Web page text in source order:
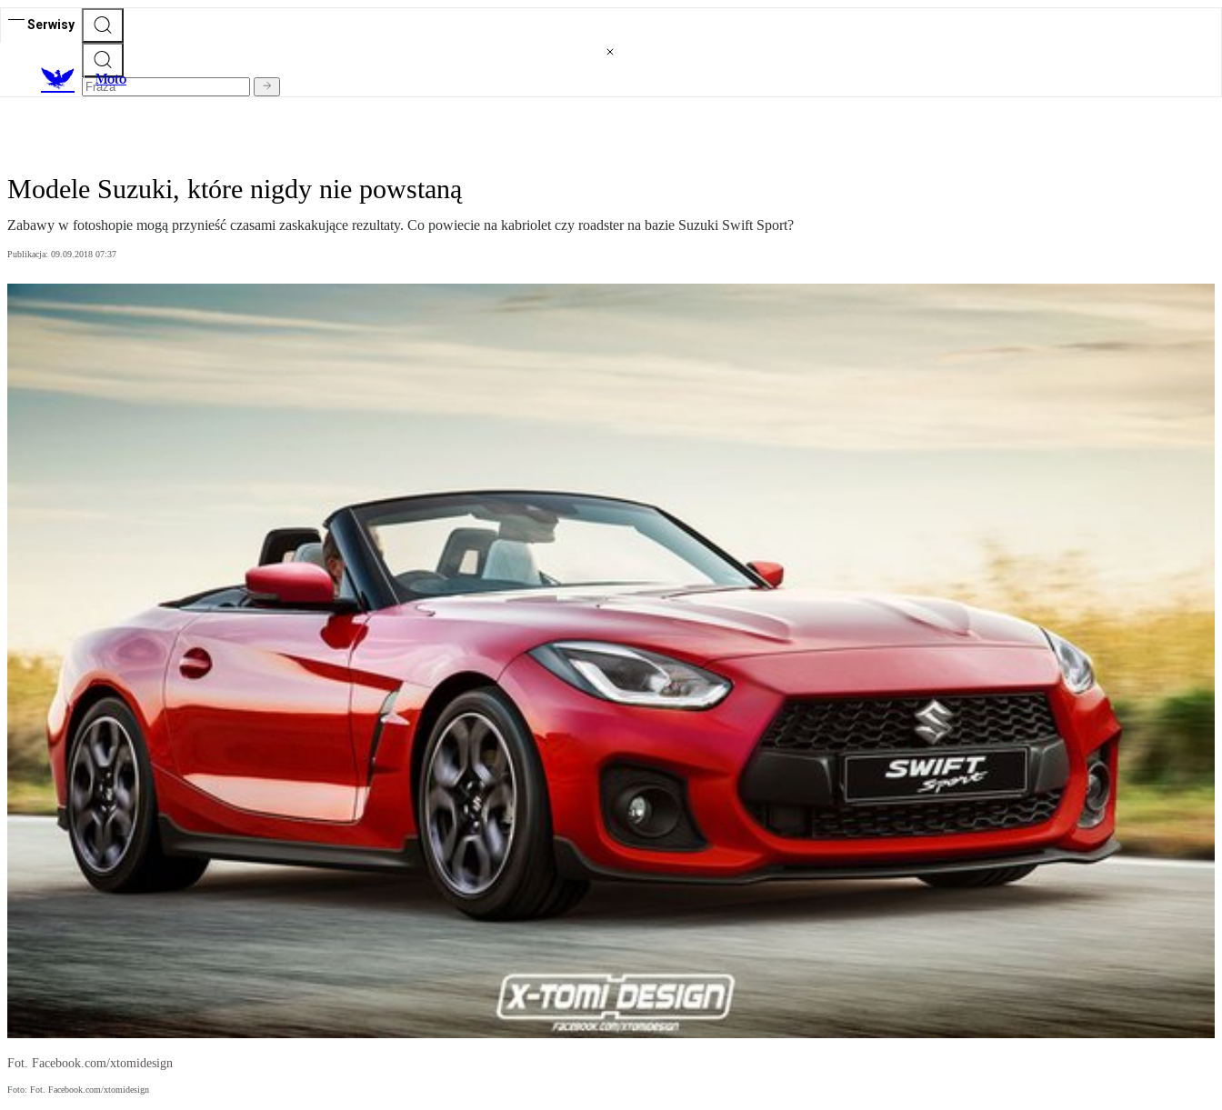
Serwisy
Moto
Modele Suzuki, które nigdy nie powstaną
Zabawy w fotoshopie mogą przynieść czasami zaskakujące rezultaty. Co powiecie na kabriolet czy roadster na bazie Suzuki Swift Sport?
Publikacja: 09.09.2018 07:37
Fot. Facebook.com/xtomidesign
Foto: Fot. Facebook.com/xtomidesign